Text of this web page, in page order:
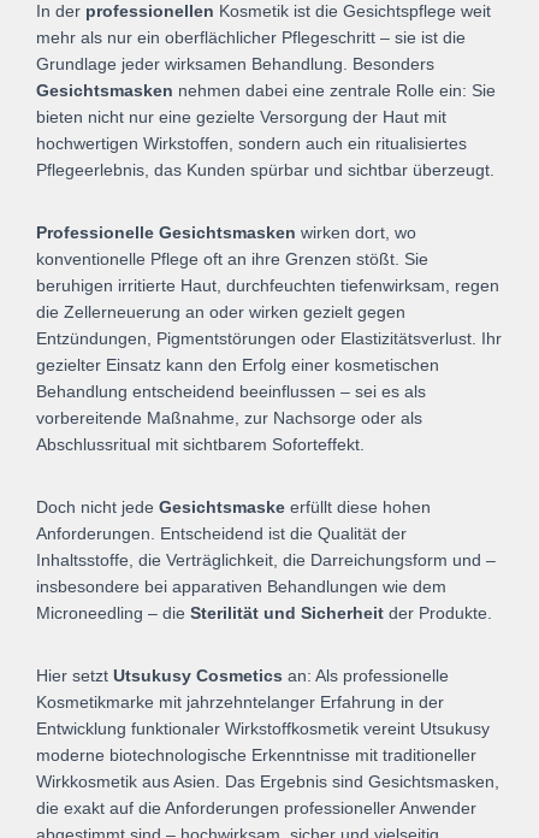
In der professionellen Kosmetik ist die Gesichtspflege weit
mehr als nur ein oberflächlicher Pflegeschritt – sie ist die
Grundlage jeder wirksamen Behandlung. Besonders
Gesichtsmasken nehmen dabei eine zentrale Rolle ein: Sie
bieten nicht nur eine gezielte Versorgung der Haut mit
hochwertigen Wirkstoffen, sondern auch ein ritualisiertes
Pflegeerlebnis, das Kunden spürbar und sichtbar überzeugt.
Professionelle Gesichtsmasken wirken dort, wo
konventionelle Pflege oft an ihre Grenzen stößt. Sie
beruhigen irritierte Haut, durchfeuchten tiefenwirksam, regen
die Zellerneuerung an oder wirken gezielt gegen
Entzündungen, Pigmentstörungen oder Elastizitätsverlust. Ihr
gezielter Einsatz kann den Erfolg einer kosmetischen
Behandlung entscheidend beeinflussen – sei es als
vorbereitende Maßnahme, zur Nachsorge oder als
Abschlussritual mit sichtbarem Soforteffekt.
Doch nicht jede Gesichtsmaske erfüllt diese hohen
Anforderungen. Entscheidend ist die Qualität der
Inhaltsstoffe, die Verträglichkeit, die Darreichungsform und –
insbesondere bei apparativen Behandlungen wie dem
Microneedling – die Sterilität und Sicherheit der Produkte.
Hier setzt Utsukusy Cosmetics an: Als professionelle
Kosmetikmarke mit jahrzehntelanger Erfahrung in der
Entwicklung funktionaler Wirkstoffkosmetik vereint Utsukusy
moderne biotechnologische Erkenntnisse mit traditioneller
Wirkkosmetik aus Asien. Das Ergebnis sind Gesichtsmasken,
die exakt auf die Anforderungen professioneller Anwender